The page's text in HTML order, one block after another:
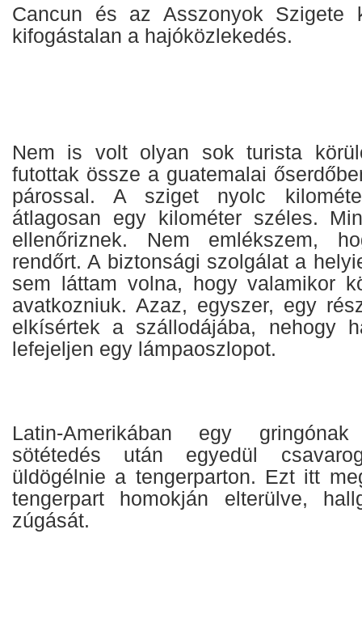
Cancun és az Asszonyok Szigete
kifogástalan a hajóközlekedés.
Nem is volt olyan sok turista
futottak össze a guatemalai
párossal. A sziget nyolc
átlagosan egy kilométer széles.
ellenőriznek. Nem emlékszem,
rendőrt. A biztonsági szolgálat a
sem láttam volna, hogy valamikor
avatkozniuk. Azaz, egyszer, egy
elkísértek a szállodájába, nehogy
lefejeljen egy lámpaoszlopot.
Latin-Amerikában egy
sötétedés után egyedül
üldögélnie a tengerparton. Ezt itt
tengerpart homokján elterülve,
zúgását.